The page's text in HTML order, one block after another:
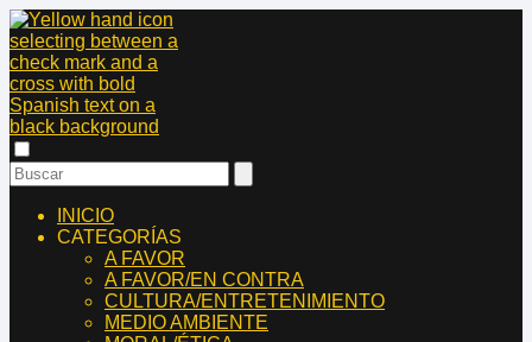
INICIO
CATEGORÍAS
A FAVOR
A FAVOR/EN CONTRA
CULTURA/ENTRETENIMIENTO
MEDIO AMBIENTE